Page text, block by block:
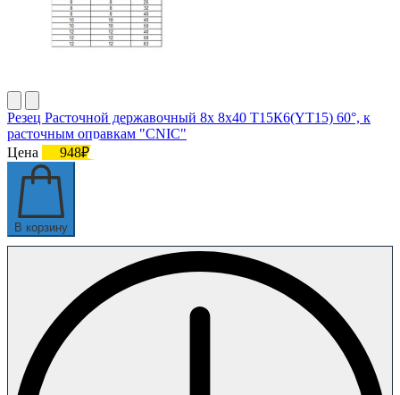
Резец Расточной державочный 8х 8х40 Т15К6(YT15) 60°, к
расточным оправкам "CNIC"
Цена
948₽
В корзину